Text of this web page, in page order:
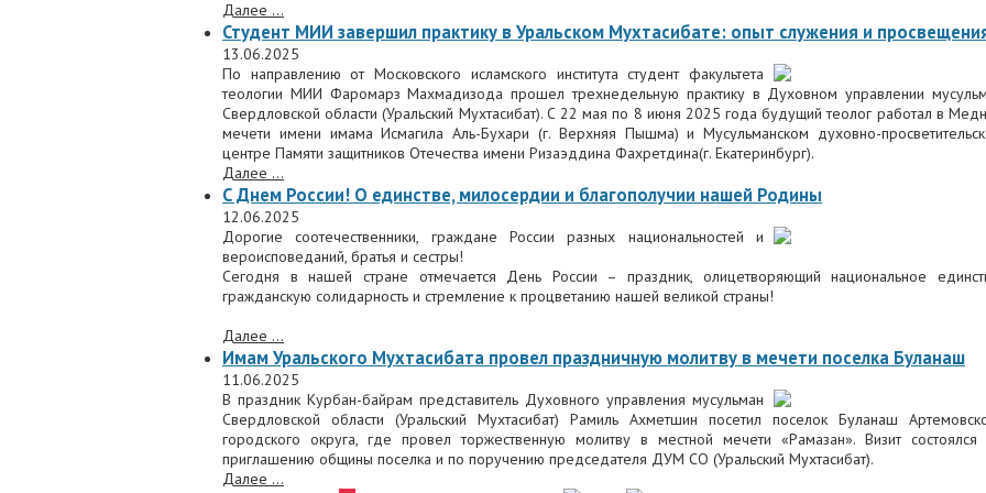
Далее ...
Студент МИИ завершил практику в Уральском Мухтасибате: опыт служения и
13.06.2025
По направлению от Московского исламского института студент факультета
теологии МИИ Фаромарз Махмадизода прошел трехнедельную практику в Духовном управлении
Свердловской области (Уральский Мухтасибат). С 22 мая по 8 июня 2025 года будущий теолог работал в
мечети имени имама Исмагила Аль-Бухари (г. Верхняя Пышма) и Мусульманском духовно-
центре Памяти защитников Отечества имени Ризаэддина Фахретдина(г. Екатеринбург).
Далее ...
С Днем России! О единстве, милосердии и благополучии нашей Родины
12.06.2025
Дорогие соотечественники, граждане России разных национальностей и
вероисповеданий, братья и сестры!
Сегодня в нашей стране отмечается День России – праздник, олицетворяющий национальное
гражданскую солидарность и стремление к процветанию нашей великой страны!
Далее ...
Имам Уральского Мухтасибата провел праздничную молитву в мечети поселка Буланаш
11.06.2025
В праздник Курбан-байрам представитель Духовного управления мусульман
Свердловской области (Уральский Мухтасибат) Рамиль Ахметшин посетил поселок Буланаш
городского округа, где провел торжественную молитву в местной мечети «Рамазан». Визит состоялся
приглашению общины поселка и по поручению председателя ДУМ СО (Уральский Мухтасибат).
Далее ...